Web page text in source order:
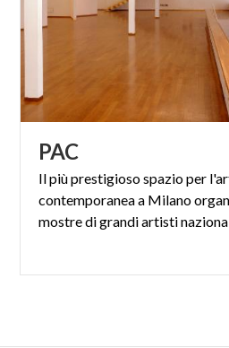
PAC
Il più prestigioso spazio per
contemporanea a Milano